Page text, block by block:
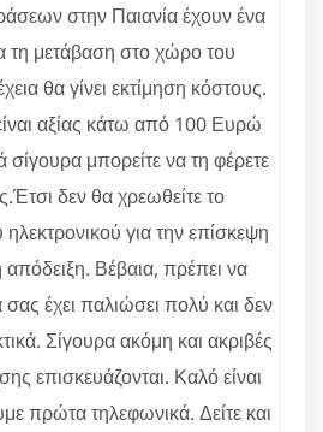
στην Παιανία έχουν ένα
τη μετάβαση στο χώρο του
θα γίνει εκτίμηση κόστους.
αξίας κάτω από 100 Ευρώ
σίγουρα μπορείτε να τη φέρετε
δεν θα χρεωθείτε το
ηλεκτρονικού για την επίσκεψη
απόδειξη. Βέβαια, πρέπει να
σας έχει παλιώσει πολύ και δεν
Σίγουρα ακόμη και ακριβές
επισκευάζονται. Καλό είναι
πρώτα τηλεφωνικά. Δείτε και